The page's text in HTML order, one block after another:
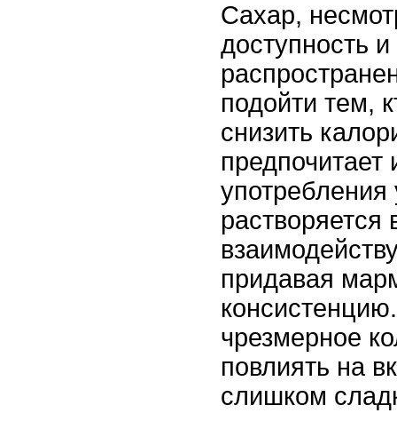
Сахар,
доступность и
подойти тем,
снизить
предпочитает
употребления
растворяется
придавая
чрезмерное
повлиять на
слишком